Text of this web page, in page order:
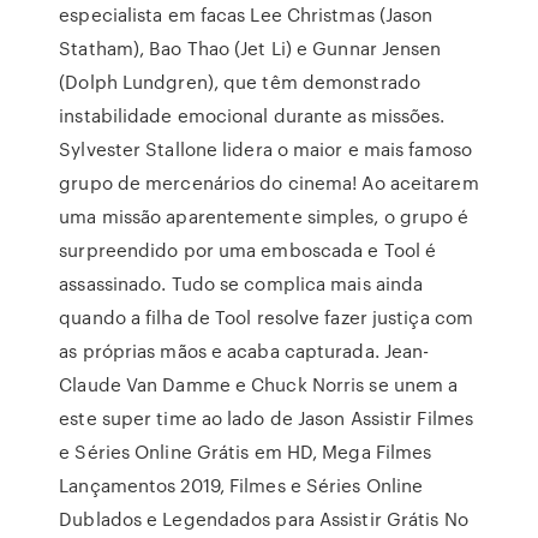
especialista em facas Lee Christmas (Jason
Statham), Bao Thao (Jet Li) e Gunnar Jensen
(Dolph Lundgren), que têm demonstrado
instabilidade emocional durante as missões.
Sylvester Stallone lidera o maior e mais famoso
grupo de mercenários do cinema! Ao aceitarem
uma missão aparentemente simples, o grupo é
surpreendido por uma emboscada e Tool é
assassinado. Tudo se complica mais ainda
quando a filha de Tool resolve fazer justiça com
as próprias mãos e acaba capturada. Jean-
Claude Van Damme e Chuck Norris se unem a
este super time ao lado de Jason Assistir Filmes
e Séries Online Grátis em HD, Mega Filmes
Lançamentos 2019, Filmes e Séries Online
Dublados e Legendados para Assistir Grátis No